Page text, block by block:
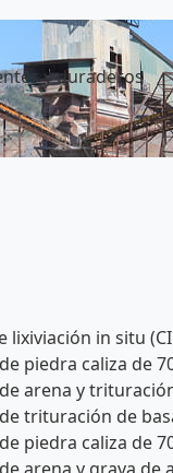
y duraderos
lixiviación in situ
piedra caliza de
arena y
trituración de
piedra caliza de